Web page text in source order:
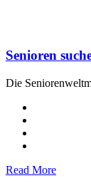
Senioren
Die
Read More